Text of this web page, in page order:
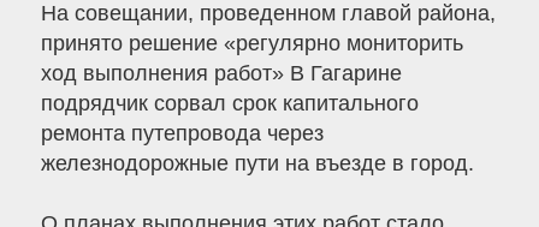
На совещании, проведенном главой района,
принято решение «регулярно мониторить
ход выполнения работ» В Гагарине
подрядчик сорвал срок капитального
ремонта путепровода через
железнодорожные пути на въезде в город.